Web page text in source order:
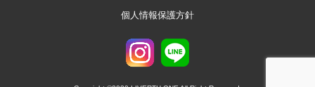
個人情報保護方針